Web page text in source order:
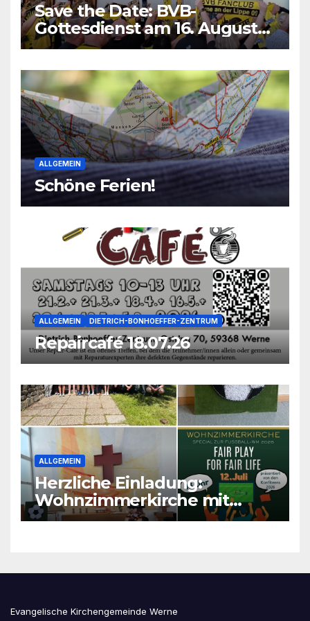
Save the Date: BVB-
Gottesdienst am 16. August
2026
ALLGEMEIN
Schöne Ferien!
ALLGEMEIN DIETRICH-BONHOEFFER-ZENTRUM
Repaircafé 18.07.26
ALLGEMEIN
Herzliche Einladung:
Wohnzimmerkirche mit
unseren Konfis
Evangelische Kirchengemeinde Werne